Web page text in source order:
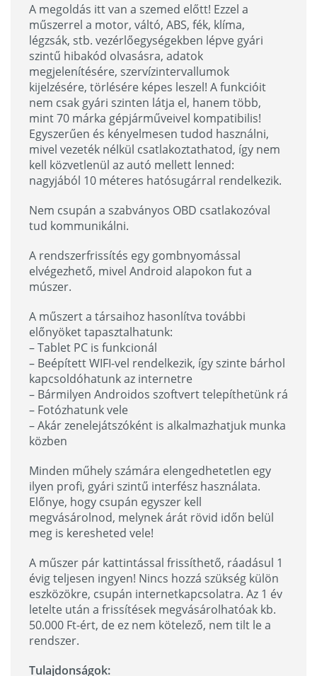
A megoldás itt van a szemed előtt! Ezzel a
műszerrel a motor, váltó, ABS, fék, klíma,
légzsák, stb. vezérlőegységekben lépve gyári
szintű hibakód olvasásra, adatok
megjelenítésére, szervízintervallumok
kijelzésére, törlésére képes leszel! A funkcióit
nem csak gyári szinten látja el, hanem több,
mint 70 márka gépjárműveivel kompatibilis!
Egyszerűen és kényelmesen tudod használni,
mivel vezeték nélkül csatlakoztathatod, így nem
kell közvetlenül az autó mellett lenned:
nagyjából 10 méteres hatósugárral rendelkezik.
Nem csupán a szabványos OBD csatlakozóval
tud kommunikálni.
A rendszerfrissítés egy gombnyomással
elvégezhető, mivel Android alapokon fut a
múszer.
A műszert a társaihoz hasonlítva további
előnyöket tapasztalhatunk:
– Tablet PC is funkcionál
– Beépített WIFI-vel rendelkezik, így szinte bárhol
kapcsoldóhatunk az internetre
– Bármilyen Androidos szoftvert telepíthetünk rá
– Fotózhatunk vele
– Akár zenelejátszóként is alkalmazhatjuk munka
közben
Minden műhely számára elengedhetetlen egy
ilyen profi, gyári szintű interfész használata.
Előnye, hogy csupán egyszer kell
megvásárolnod, melynek árát rövid időn belül
meg is keresheted vele!
A műszer pár kattintással frissíthető, ráadásul 1
évig teljesen ingyen! Nincs hozzá szükség külön
eszközökre, csupán internetkapcsolatra. Az 1 év
letelte után a frissítések megvásárolhatóak kb.
50.000 Ft-ért, de ez nem kötelező, nem tilt le a
rendszer.
Tulajdonságok: